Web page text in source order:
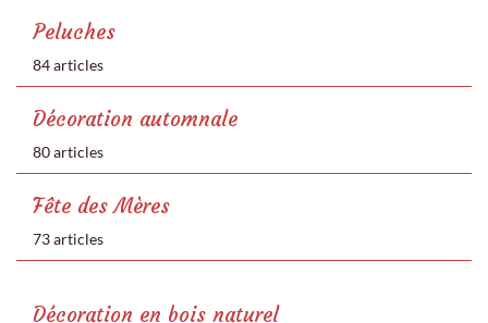
Peluches
84 articles
Décoration automnale
80 articles
Fête des Mères
73 articles
Décoration en bois naturel